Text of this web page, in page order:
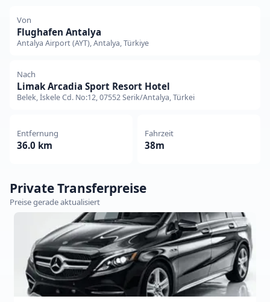
Von
Flughafen Antalya
Antalya Airport (AYT), Antalya, Türkiye
Nach
Limak Arcadia Sport Resort Hotel
Belek, İskele Cd. No:12, 07552 Serik/Antalya, Türkei
Entfernung
36.0 km
Fahrzeit
38m
Private Transferpreise
Preise gerade aktualisiert